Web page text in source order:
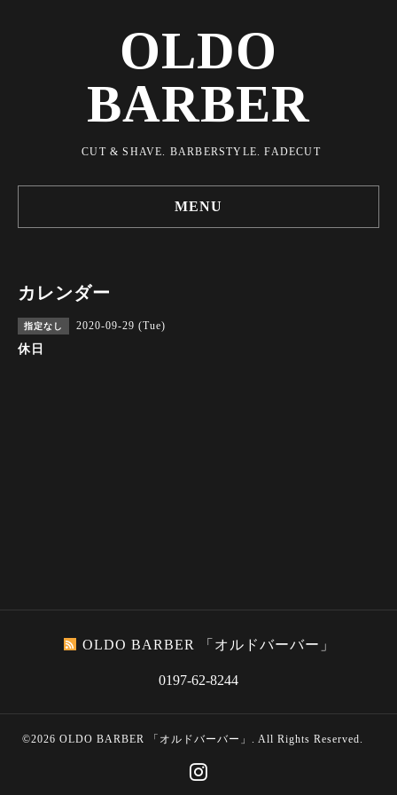
OLDO
BARBER
CUT & SHAVE. BARBERSTYLE. FADECUT
MENU
カレンダー
指定なし 2020-09-29 (Tue)
休日
OLDO BARBER 「オルドバーバー」
0197-62-8244
©2026 OLDO BARBER 「オルドバーバー」 . All Rights Reserved.